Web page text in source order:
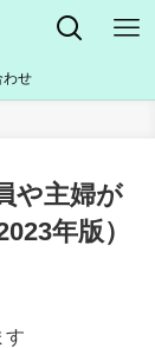
わせ
や主婦が
年版）
す